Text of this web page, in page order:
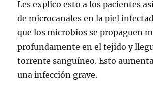
Les explico esto a los pacientes
de microcanales en la piel
que los microbios se propaguen
profundamente en el tejido y
torrente sanguíneo. Esto
una infección grave.